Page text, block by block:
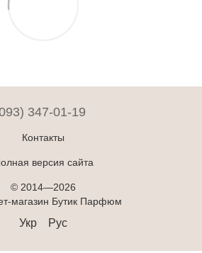
347-01-19
Контакты
версия сайта
© 2014—2026
магазин Бутик Парфюм
Укр Рус